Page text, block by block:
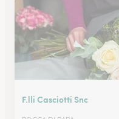
F.lli Casciotti Snc